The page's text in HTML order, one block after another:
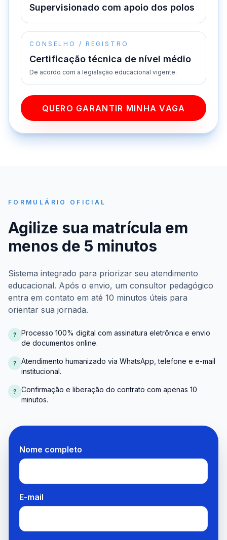
Supervisionado com apoio dos polos
CONSELHO / REGISTRO
Certificação técnica de nível médio
De acordo com a legislação educacional vigente.
QUERO GARANTIR MINHA VAGA
FORMULÁRIO OFICIAL
Agilize sua matrícula em
menos de 5 minutos
Sistema integrado para priorizar seu atendimento
educacional. Após o envio, um consultor pedagógico
entra em contato em até 10 minutos úteis para
orientar sua jornada.
?
Processo 100% digital com assinatura eletrônica e envio
de documentos online.
?
Atendimento humanizado via WhatsApp, telefone e e-mail
institucional.
?
Confirmação e liberação do contrato com apenas 10
minutos.
Nome completo
E-mail